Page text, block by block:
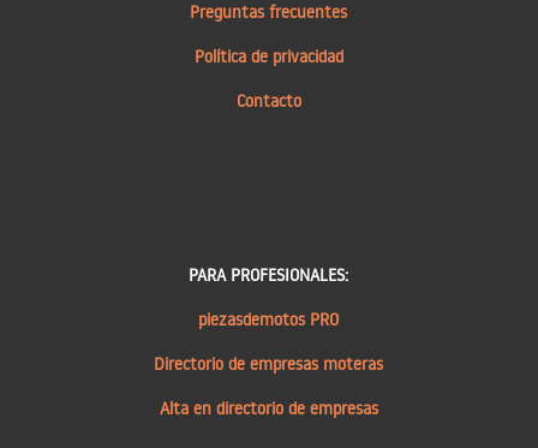
Preguntas frecuentes
Política de privacidad
Contacto
PARA PROFESIONALES:
piezasdemotos PRO
Directorio de empresas moteras
Alta en directorio de empresas